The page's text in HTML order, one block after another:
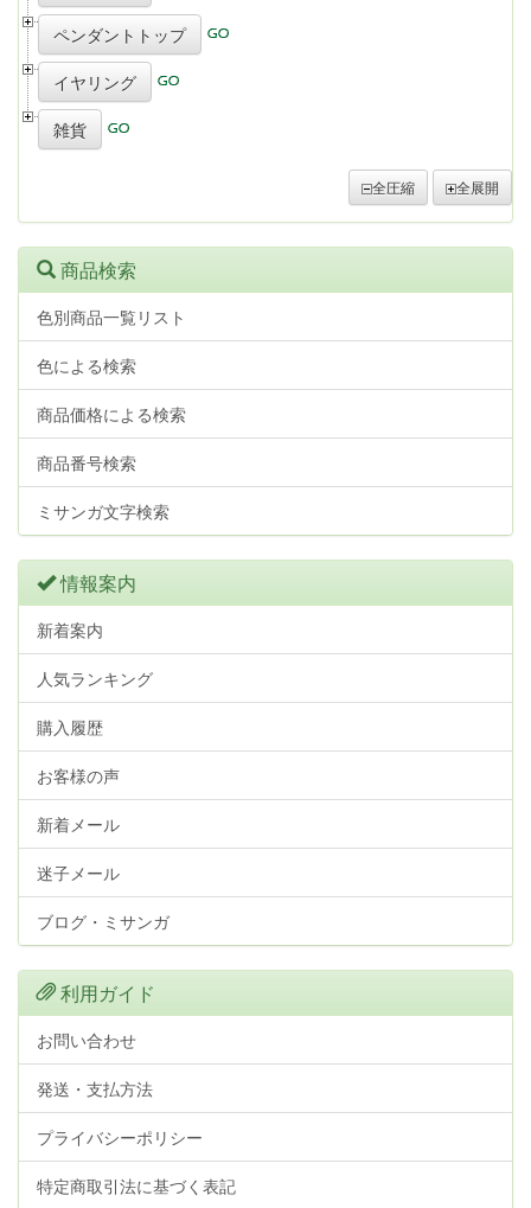
ペンダントトップ
イヤリング
雑貨
全圧縮 全展開
商品検索
色別商品一覧リスト
色による検索
商品価格による検索
商品番号検索
ミサンガ文字検索
情報案内
新着案内
人気ランキング
購入履歴
お客様の声
新着メール
迷子メール
ブログ・ミサンガ
利用ガイド
お問い合わせ
発送・支払方法
プライバシーポリシー
特定商取引法に基づく表記